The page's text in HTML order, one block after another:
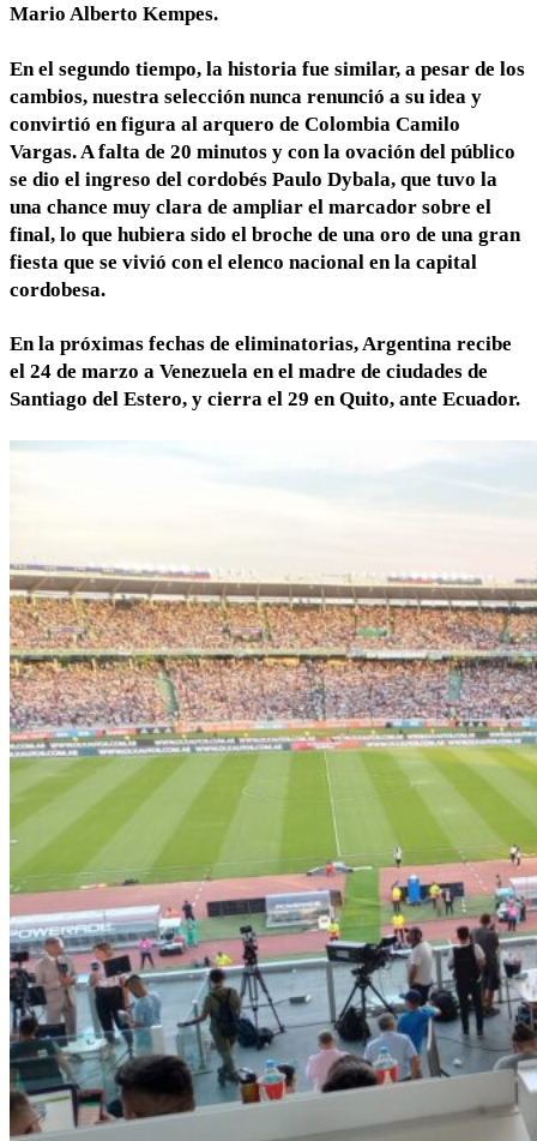
Mario Alberto Kempes.
En el segundo tiempo, la historia fue similar, a pesar de los
cambios, nuestra selección nunca renunció a su idea y
convirtió en figura al arquero de Colombia Camilo
Vargas. A falta de 20 minutos y con la ovación del público
se dio el ingreso del cordobés Paulo Dybala, que tuvo la
una chance muy clara de ampliar el marcador sobre el
final, lo que hubiera sido el broche de una oro de una gran
fiesta que se vivió con el elenco nacional en la capital
cordobesa.
En la próximas fechas de eliminatorias, Argentina recibe
el 24 de marzo a Venezuela en el madre de ciudades de
Santiago del Estero, y cierra el 29 en Quito, ante Ecuador.